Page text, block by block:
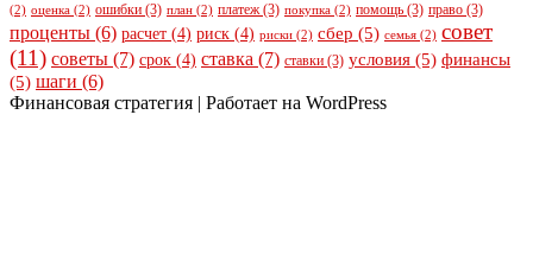
(2) оценка (2) ошибки (3) план (2) платеж(3) покупка (2) помощь (3) право (3)
проценты (6) расчет (4) риск (4) риски (2) сбер (5) семья (2) совет
(11) советы (7) срок (4) ставка (7) ставки (3) условия (5) финансы
(5) шаги (6)
Финансовая стратегия | Работает на WordPress